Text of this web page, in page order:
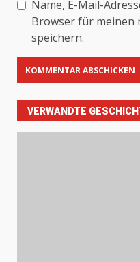
Name, E-Mail-
Browser für meinen
speichern.
VERWANDTE